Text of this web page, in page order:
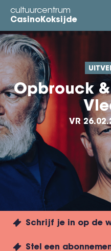
Overslaan
naar
de
inhoud
gaan
cultuurcentrum
CasinoKoksijde
Opbrouck
VR
Schrijf je in op de
Stel een